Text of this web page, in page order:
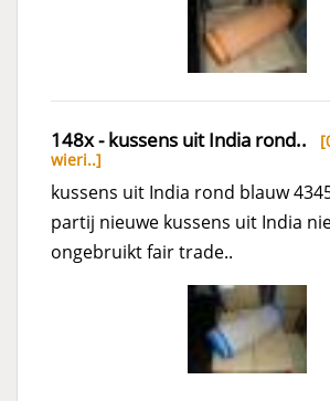
148x - kussens uit India rond..
wieri..]
kussens uit India rond blauw
partij nieuwe kussens uit India
ongebruikt fair trade..